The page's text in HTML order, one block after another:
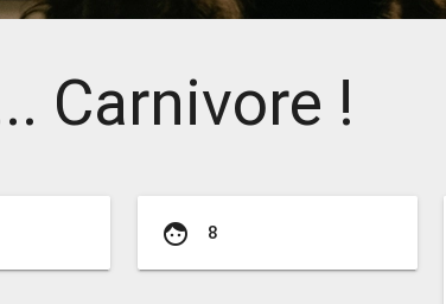
Carnivore !
face 8